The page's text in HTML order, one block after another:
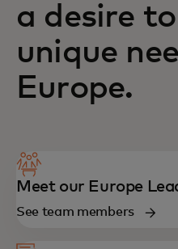
a desire
unique
Europe.
Meet our Europe
See team members